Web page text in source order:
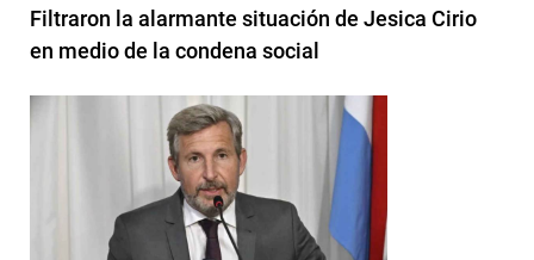
Filtraron la alarmante situación de Jesica Cirio
en medio de la condena social